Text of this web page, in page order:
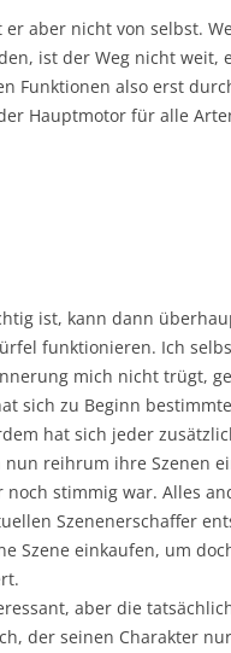
er aber nicht von selbst.
ist der Weg nicht weit,
Funktionen also erst
Hauptmotor für alle
ist, kann dann
funktionieren. Ich
mich nicht trügt,
sich zu Beginn
hat sich jeder
reihrum ihre Szenen
stimmig war. Alles
Szenenerschaffer
Szene einkaufen, um
aber die
der seinen Charakter